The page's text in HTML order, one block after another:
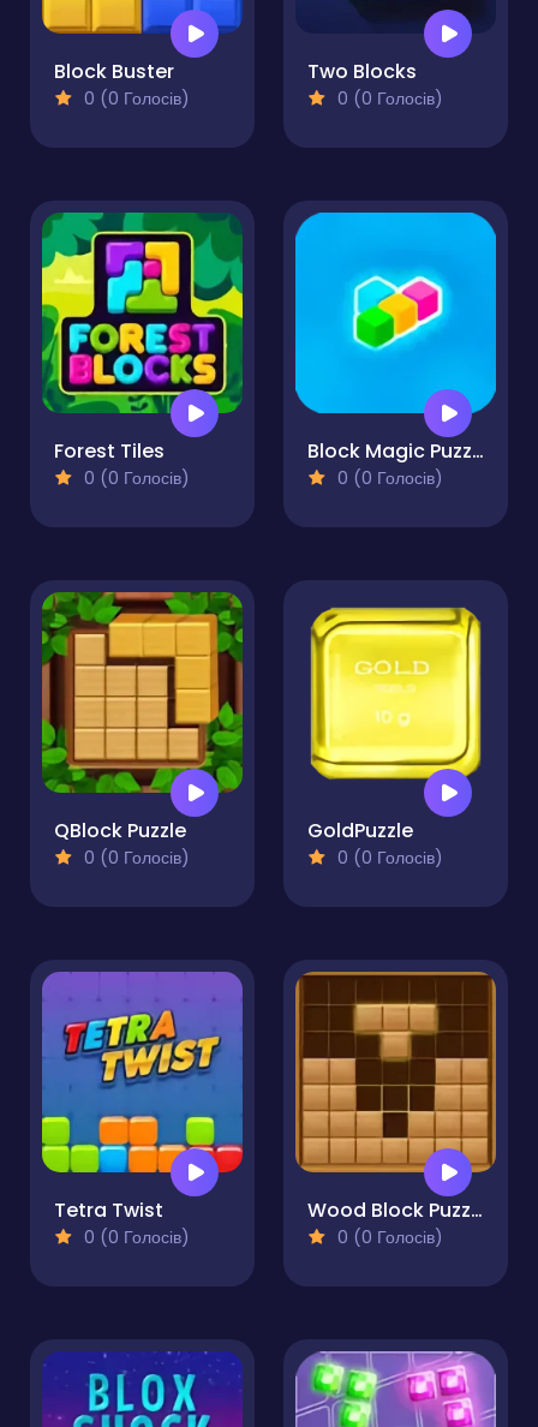
Block Buster
0 (0 Голосів)
Two Blocks
0 (0 Голосів)
Forest Tiles
0 (0 Голосів)
Block Magic Puzzle
0 (0 Голосів)
QBlock Puzzle
0 (0 Голосів)
GoldPuzzle
0 (0 Голосів)
Tetra Twist
0 (0 Голосів)
Wood Block Puzzle - Block Game
0 (0 Голосів)